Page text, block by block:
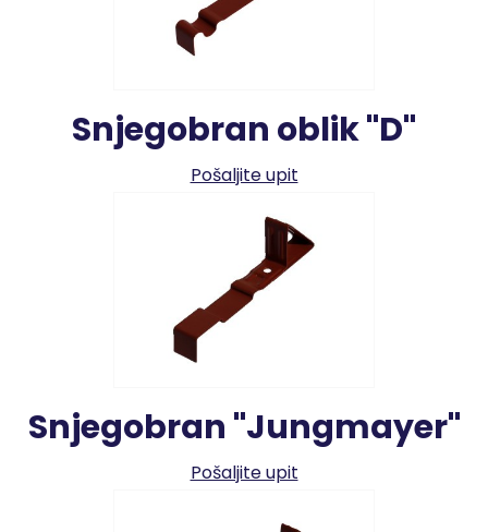
Snjegobran oblik "D"
Pošaljite upit
Snjegobran "Jungmayer"
Pošaljite upit